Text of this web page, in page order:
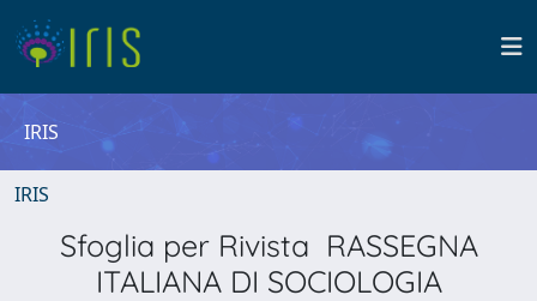
IRIS
IRIS
Sfoglia per Rivista RASSEGNA
ITALIANA DI SOCIOLOGIA